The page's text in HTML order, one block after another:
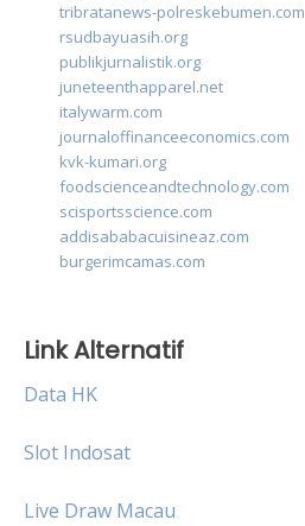
tribratanews-polreskebumen.com
rsudbayuasih.org
publikjurnalistik.org
juneteenthapparel.net
italywarm.com
journaloffinanceeconomics.com
kvk-kumari.org
foodscienceandtechnology.com
scisportsscience.com
addisababacuisineaz.com
burgerimcamas.com
Link Alternatif
Data HK
Slot Indosat
Live Draw Macau